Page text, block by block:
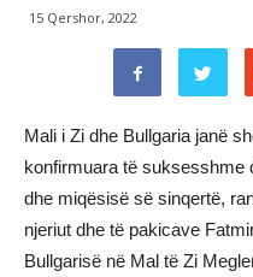
15 Qershor, 2022
Mali i Zi dhe Bullgaria janë
konfirmuara të suksesshme
dhe miqësisë së sinqertë,
njeriut dhe të pakicave
Bullgarisë në Mal të Zi